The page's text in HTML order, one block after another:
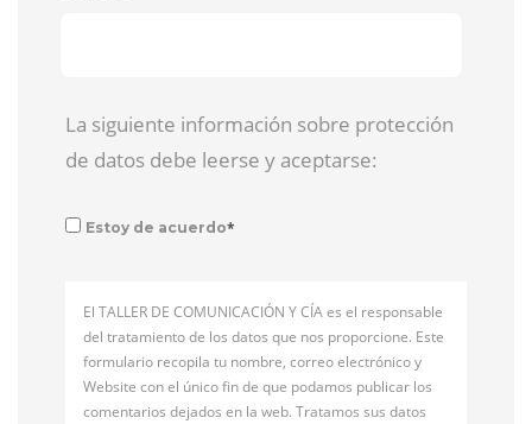
La siguiente información sobre protección
de datos debe leerse y aceptarse:
Estoy de acuerdo*
El TALLER DE COMUNICACIÓN Y CÍA es el responsable
del tratamiento de los datos que nos proporcione. Este
formulario recopila tu nombre, correo electrónico y
Website con el único fin de que podamos publicar los
comentarios dejados en la web. Tratamos sus datos